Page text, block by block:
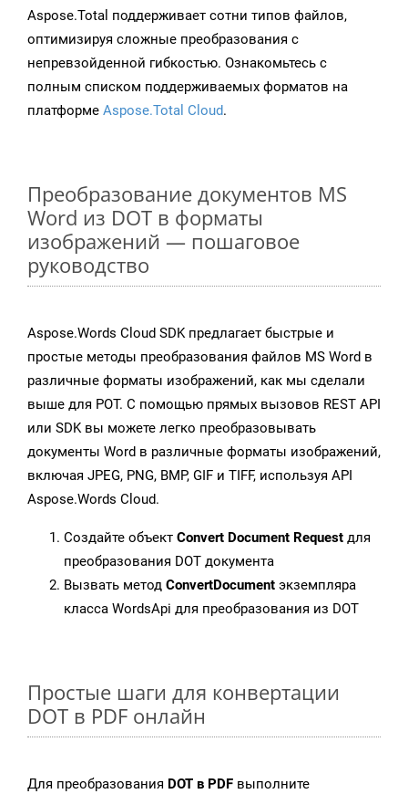
Aspose.Total поддерживает сотни типов файлов,
оптимизируя сложные преобразования с
непревзойденной гибкостью. Ознакомьтесь с
полным списком поддерживаемых форматов на
платформе Aspose.Total Cloud.
Преобразование документов MS
Word из DOT в форматы
изображений — пошаговое
руководство
Aspose.Words Cloud SDK предлагает быстрые и
простые методы преобразования файлов MS Word в
различные форматы изображений, как мы сделали
выше для POT. С помощью прямых вызовов REST API
или SDK вы можете легко преобразовывать
документы Word в различные форматы изображений,
включая JPEG, PNG, BMP, GIF и TIFF, используя API
Aspose.Words Cloud.
Создайте объект Convert Document Request для
преобразования DOT документа
Вызвать метод ConvertDocument экземпляра
класса WordsApi для преобразования из DOT
Простые шаги для конвертации
DOT в PDF онлайн
Для преобразования DOT в PDF выполните